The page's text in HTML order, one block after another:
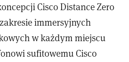
Cisco Distance Zero
immersyjnych
w każdym miejscu
sufitowemu Cisco